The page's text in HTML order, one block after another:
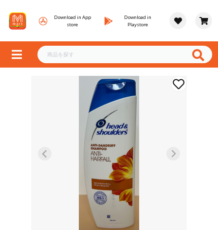
Download in App
store
Download in
Playstore